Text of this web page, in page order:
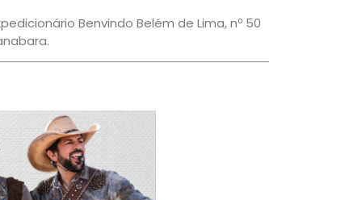
Benvindo Belém de Lima, nº 50